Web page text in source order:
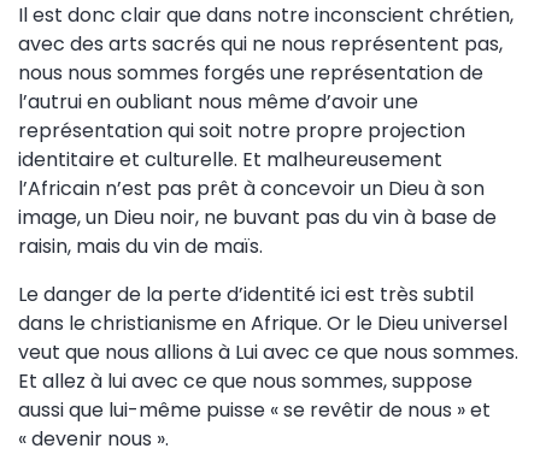
Il est donc clair que dans notre inconscient chrétien,
avec des arts sacrés qui ne nous représentent pas,
nous nous sommes forgés une représentation de
l’autrui en oubliant nous même d’avoir une
représentation qui soit notre propre projection
identitaire et culturelle. Et malheureusement
l’Africain n’est pas prêt à concevoir un Dieu à son
image, un Dieu noir, ne buvant pas du vin à base de
raisin, mais du vin de maïs.
Le danger de la perte d’identité ici est très subtil
dans le christianisme en Afrique. Or le Dieu universel
veut que nous allions à Lui avec ce que nous sommes.
Et allez à lui avec ce que nous sommes, suppose
aussi que lui-même puisse « se revêtir de nous » et
« devenir nous ».